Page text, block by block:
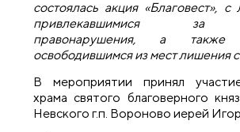
состоялась акция «Благовест»,
привлекавшимися за
правонарушения, а
освободившимся из мест лишения
В мероприятии принял
храма святого благоверного
Невского г.п. Вороново иерей